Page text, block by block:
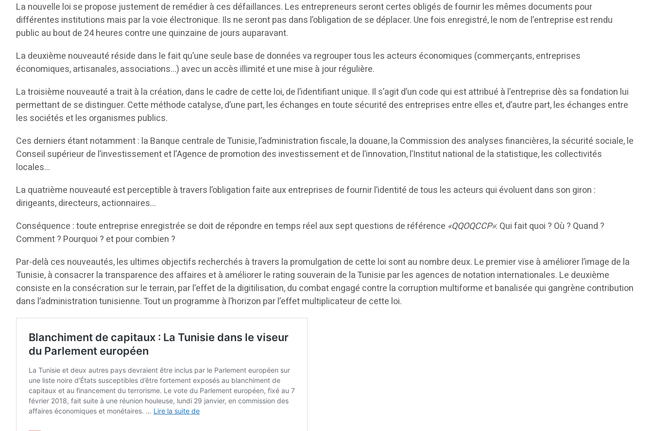
La nouvelle loi se propose justement de remédier à ces défaillances. Les entrepreneurs seront certes obligés de fournir les mêmes documents pour
différentes institutions mais par la voie électronique. Ils ne seront pas dans l’obligation de se déplacer. Une fois enregistré, le nom de l’entreprise est rendu
public au bout de 24 heures contre une quinzaine de jours auparavant.
La deuxième nouveauté réside dans le fait qu’une seule base de données va regrouper tous les acteurs économiques (commerçants, entreprises
économiques, artisanales, associations…) avec un accès illimité et une mise à jour régulière.
La troisième nouveauté a trait à la création, dans le cadre de cette loi, de l’identifiant unique. Il s’agit d’un code qui est attribué à l’entreprise dès sa fondation lui
permettant de se distinguer. Cette méthode catalyse, d’une part, les échanges en toute sécurité des entreprises entre elles et, d’autre part, les échanges entre
les sociétés et les organismes publics.
Ces derniers étant notamment : la Banque centrale de Tunisie, l’administration fiscale, la douane, la Commission des analyses financières, la sécurité sociale, le
Conseil supérieur de l’investissement et l’Agence de promotion des investissement et de l’innovation, l’Institut national de la statistique, les collectivités
locales…
La quatrième nouveauté est perceptible à travers l’obligation faite aux entreprises de fournir l’identité de tous les acteurs qui évoluent dans son giron :
dirigeants, directeurs, actionnaires…
Conséquence : toute entreprise enregistrée se doit de répondre en temps réel aux sept questions de référence «QQOQCCP»: Qui fait quoi ? Où ? Quand ?
Comment ? Pourquoi ? et pour combien ?
Par-delà ces nouveautés, les ultimes objectifs recherchés à travers la promulgation de cette loi sont au nombre deux. Le premier vise à améliorer l’image de la
Tunisie, à consacrer la transparence des affaires et à améliorer le rating souverain de la Tunisie par les agences de notation internationales. Le deuxième
consiste en la consécration sur le terrain, par l’effet de la digitilisation, du combat engagé contre la corruption multiforme et banalisée qui gangrène contribution
dans l’administration tunisienne. Tout un programme à l’horizon par l’effet multiplicateur de cette loi.